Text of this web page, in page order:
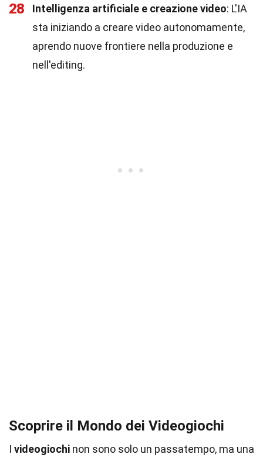
28 Intelligenza artificiale e creazione video: L'IA
sta iniziando a creare video autonomamente,
aprendo nuove frontiere nella produzione e
nell'editing.
Scoprire il Mondo dei Videogiochi
I videogiochi non sono solo un passatempo, ma una